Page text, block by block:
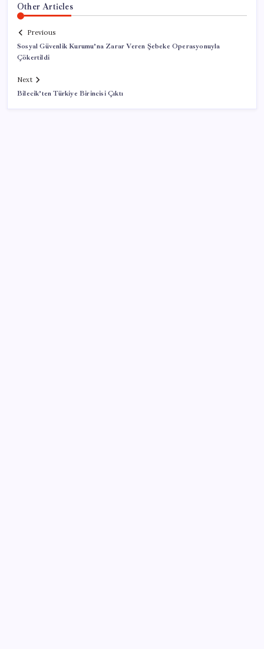
Other Articles
Previous
Sosyal Güvenlik Kurumu’na Zarar Veren Şebeke Operasyonuyla
Çökertildi
Next
Bilecik’ten Türkiye Birincisi Çıktı